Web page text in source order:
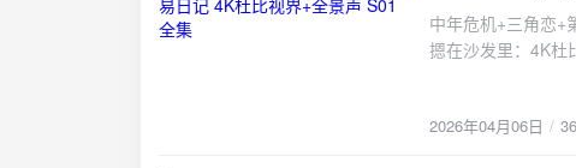
中年危机+三角恋+
摁在沙发里：4K杜
某位大佬把《DTF
2026年04月06日